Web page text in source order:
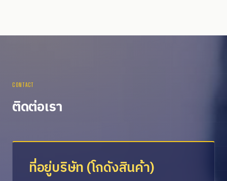
CONTACT
ติดต่อเรา
ที่อยู่บริษัท (โกดังสินค้า)